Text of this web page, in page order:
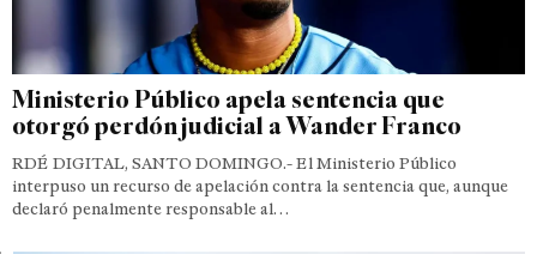
Ministerio Público apela sentencia que
otorgó perdón judicial a Wander Franco
RDÉ DIGITAL, SANTO DOMINGO.- El Ministerio Público
interpuso un recurso de apelación contra la sentencia que, aunque
declaró penalmente responsable al…